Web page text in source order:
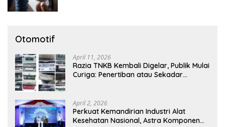
Otomotif
April 11, 2026
Razia TNKB Kembali Digelar, Publik Mulai
Curiga: Penertiban atau Sekadar
April 2, 2026
Perkuat Kemandirian Industri Alat
Kesehatan Nasional, Astra Komponen